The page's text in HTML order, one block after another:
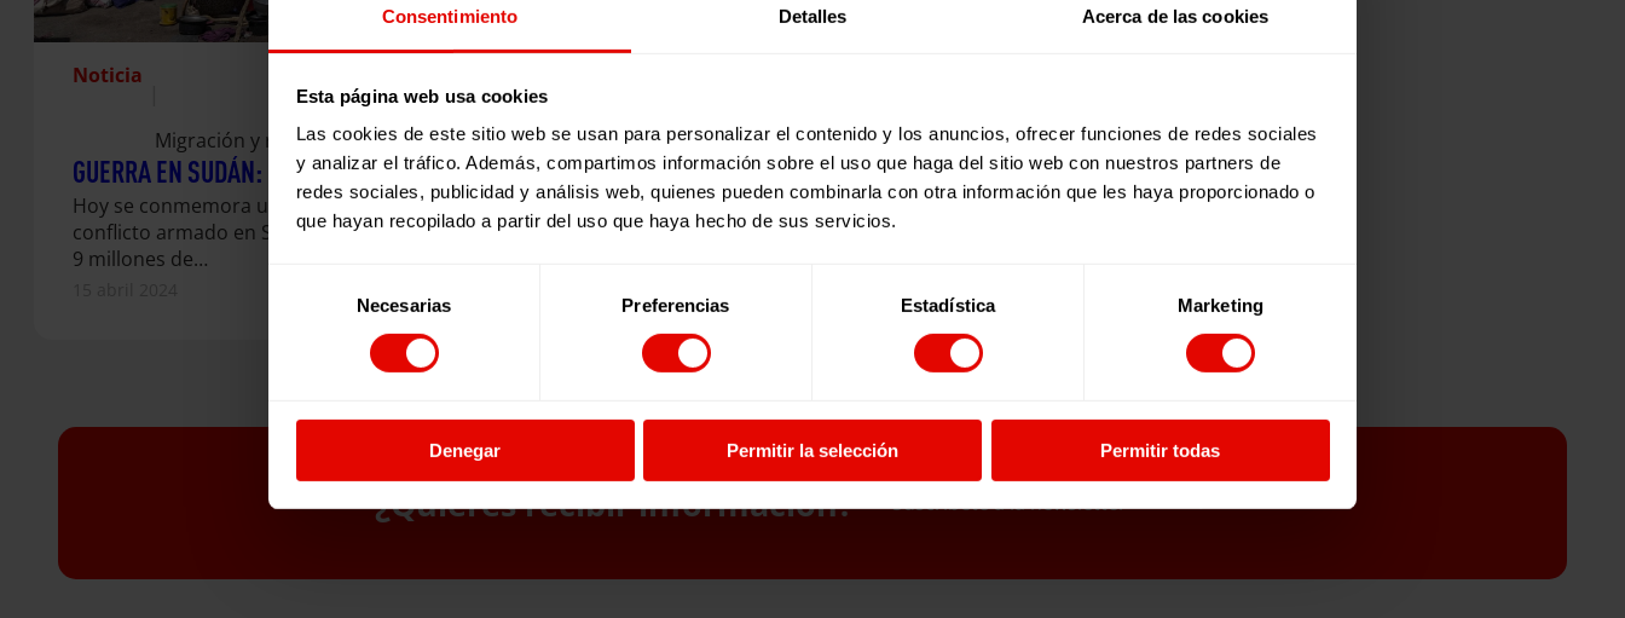
Consentimiento Detalles Acerca de las cookies
Esta página web usa cookies
Las cookies de este sitio web se usan para personalizar el contenido y los anuncios, ofrecer funciones de redes sociales
y analizar el tráfico. Además, compartimos información sobre el uso que haga del sitio web con nuestros partners de
redes sociales, publicidad y análisis web, quienes pueden combinarla con otra información que les haya proporcionado o
que hayan recopilado a partir del uso que haya hecho de sus servicios.
consentimiento
Necesarias Preferencias Estadística Marketing
Denegar Permitir la selección Permitir todas
Noticia
Migración y refugio
GUERRA EN SUDÁN: UN AÑO DESPUÉS
Hoy se conmemora un año desde el inicio del
conflicto armado en Sudán, que ha dejado ya
9 millones de…
¿Quieres recibir información? Suscríbete a la newsletter